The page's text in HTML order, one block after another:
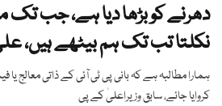
دھرنے کو بڑھا دیا ہے، جب
نکلتا تب تک ہم بیٹھے ہیں،
ہمارا مطالبہ ہے کہ بانی پی ٹی آئی کے ذاتی معالج
کروایا جائے، سابق وزیراعلیٰ کے پی